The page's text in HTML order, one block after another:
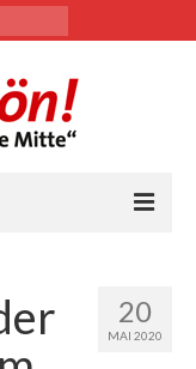
20
MAI 2020